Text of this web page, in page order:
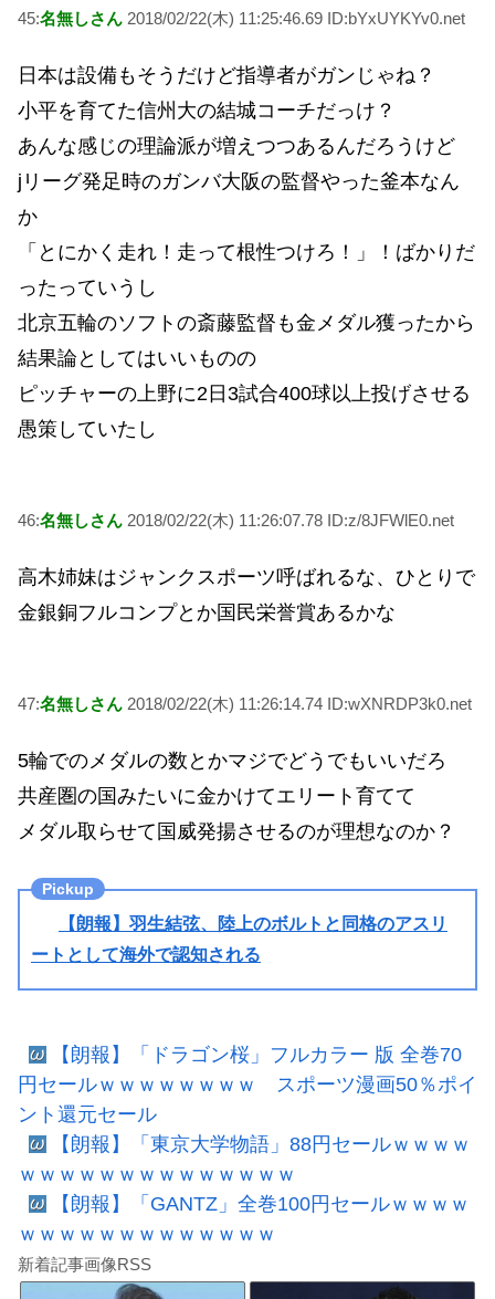
45:名無しさん 2018/02/22(木) 11:25:46.69 ID:bYxUYKYv0.net
日本は設備もそうだけど指導者がガンじゃね？
小平を育てた信州大の結城コーチだっけ？
あんな感じの理論派が増えつつあるんだろうけど
jリーグ発足時のガンバ大阪の監督やった釜本なん
か
「とにかく走れ！走って根性つけろ！」！ばかりだ
ったっていうし
北京五輪のソフトの斎藤監督も金メダル獲ったから
結果論としてはいいものの
ピッチャーの上野に2日3試合400球以上投げさせる
愚策していたし
46:名無しさん 2018/02/22(木) 11:26:07.78 ID:z/8JFWlE0.net
高木姉妹はジャンクスポーツ呼ばれるな、ひとりで
金銀銅フルコンプとか国民栄誉賞あるかな
47:名無しさん 2018/02/22(木) 11:26:14.74 ID:wXNRDP3k0.net
5輪でのメダルの数とかマジでどうでもいいだろ
共産圏の国みたいに金かけてエリート育てて
メダル取らせて国威発揚させるのが理想なのか？
【朗報】羽生結弦、陸上のボルトと同格のアスリ
ートとして海外で認知される
【朗報】「ドラゴン桜」フルカラー 版 全巻70
円セールｗｗｗｗｗｗｗｗ スポーツ漫画50％ポイ
ント還元セール
【朗報】「東京大学物語」88円セールｗｗｗｗ
ｗｗｗｗｗｗｗｗｗｗｗｗｗｗ
【朗報】「GANTZ」全巻100円セールｗｗｗｗ
ｗｗｗｗｗｗｗｗｗｗｗｗｗ
新着記事画像RSS